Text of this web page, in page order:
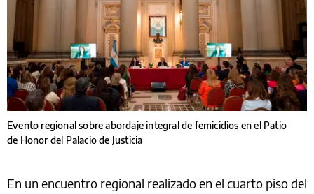
Evento regional sobre abordaje integral de femicidios en el Patio
de Honor del Palacio de Justicia
En un encuentro regional realizado en el cuarto piso del